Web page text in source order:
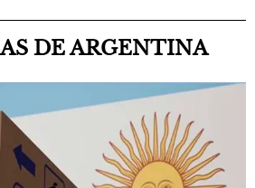
DE ARGENTINA